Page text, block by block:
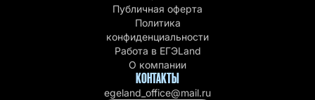
Публичная оферта
Политика
конфиденциальности
Работа в EГЭLand
О компании
КОНТАКТЫ
egeland_office@mail.ru